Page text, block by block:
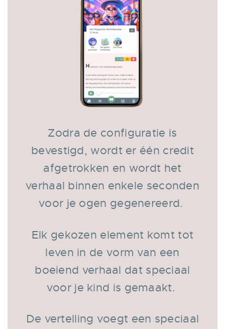
Zodra de configuratie is
bevestigd, wordt er één credit
afgetrokken en wordt het
verhaal binnen enkele seconden
voor je ogen gegenereerd.
Elk gekozen element komt tot
leven in de vorm van een
boeiend verhaal dat speciaal
voor je kind is gemaakt.
De vertelling voegt een speciaal